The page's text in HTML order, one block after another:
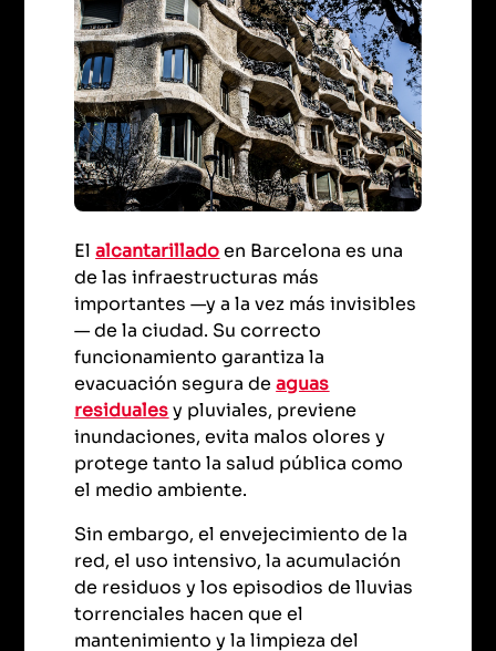
Elalcantarilladoen Barcelona es una
de las infraestructuras más
importantes —y a la vez más invisibles
— de la ciudad. Su correcto
funcionamiento garantiza la
evacuación segura deaguas
residualesy pluviales, previene
inundaciones, evita malos olores y
protege tanto la salud pública como
el medio ambiente.
Sin embargo, el envejecimiento de la
red, el uso intensivo, la acumulación
de residuos y los episodios de lluvias
torrenciales hacen que el
mantenimiento y la limpieza del